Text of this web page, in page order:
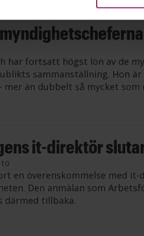
Bild: Polismyndigheten,
har fortsatt högst lön av de
sammanställning. Hon
mer än dubbelt så mycket
it-direktör
en överenskommelse med
Den anmälan som
därmed tillbaka.